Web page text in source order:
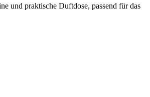
und praktische Duftdose, passend für das